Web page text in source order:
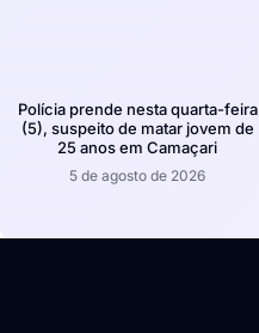
Polícia prende nesta quarta-feira
(5), suspeito de matar jovem de
25 anos em Camaçari
5 de agosto de 2026